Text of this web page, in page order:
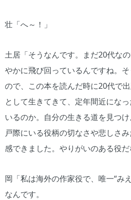
壮「へ～！」
土居「そうなんです。まだ20代な
やかに飛び回っているんですね。
ので、この本を読んだ時に20代で
として生きてきて、定年間近にな
いるのか。自分の生きる道を見つ
戸際にいる役柄の切なさや悲しさ
感できました。やりがいのある役だ
岡「私は海外の作家役で、唯一“み
なんです。